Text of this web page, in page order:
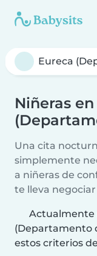
Niñeras
Una cita
simplemente
a niñeras de
te lleva
Actualmente
(Departamento
estos criterios